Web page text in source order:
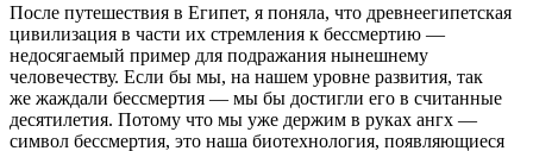
После путешествия в Египет, я поняла, что древнеегипетская
цивилизация в части их стремления к бессмертию —
недосягаемый пример для подражания нынешнему
человечеству. Если бы мы, на нашем уровне развития, так
же жаждали бессмертия — мы бы достигли его в считанные
десятилетия. Потому что мы уже держим в руках ангх —
символ бессмертия, это наша биотехнология, появляющиеся